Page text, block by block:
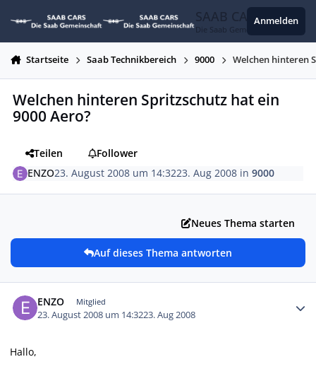
SAAB CARS
Die Saab Gemeinschaft
Anmelden
Startseite Saab Technikbereich 9000 Welchen hinteren
Welchen hinteren Spritzschutz hat ein
9000 Aero?
Teilen
Follower
ENZO23. August 2008 um 14:3223. Aug 2008 in9000
Neues Thema starten
Auf dieses Thema antworten
ENZO Mitglied
23. August 2008 um 14:3223. Aug 2008
Hallo,